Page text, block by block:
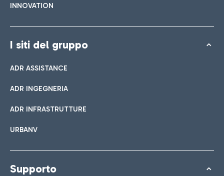
INNOVATION
I siti del gruppo
ADR ASSISTANCE
ADR INGEGNERIA
ADR INFRASTRUTTURE
URBANV
Supporto